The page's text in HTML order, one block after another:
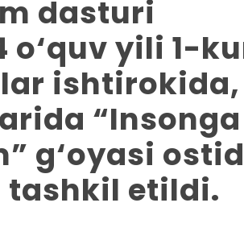
dasturi
yili 1-
“Insonga
g‘oyasi
tashkil etildi.